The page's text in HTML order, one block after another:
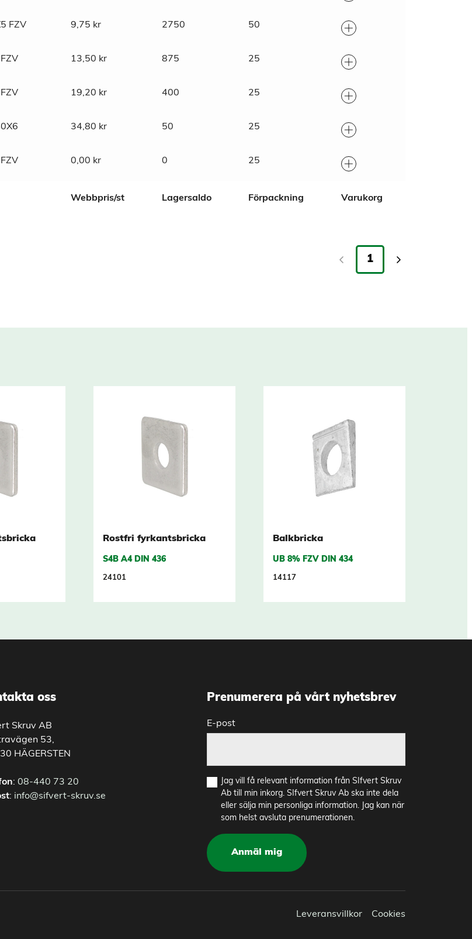
FZV 9,75 kr 2750 50
13,50 kr 875 25
19,20 kr 400 25
34,80 kr 50 25
0,00 kr 0 25
Webbpris/st Lagersaldo Förpackning Varukorg
1
Rostfri fyrkantsbricka
S4B A4 DIN 436
24101
Balkbricka
UB 8% FZV DIN 434
14117
oss
Skruv AB
53,
HÄGERSTEN
: 08-440 73 20
: info@sifvert-skruv.se
Prenumerera på vårt nyhetsbrev
E-post
Jag vill få relevant information från SIfvert Skruv
Ab till min inkorg. SIfvert Skruv Ab ska inte dela
eller sälja min personliga information. Jag kan när
som helst avsluta prenumerationen.
Anmäl mig
Leveransvillkor Cookies